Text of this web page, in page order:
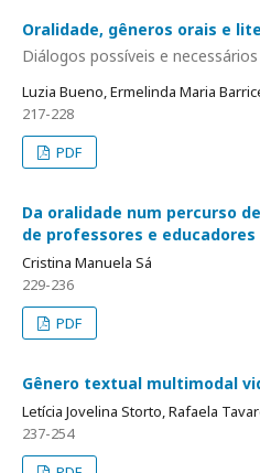
Oralidade, gêneros orais e
Diálogos possíveis e
Luzia Bueno, Ermelinda Maria
217-228
PDF
Da oralidade num percurso
de professores e educadores
Cristina Manuela Sá
229-236
PDF
Gênero textual multimodal
Letícia Jovelina Storto, Rafaela
237-254